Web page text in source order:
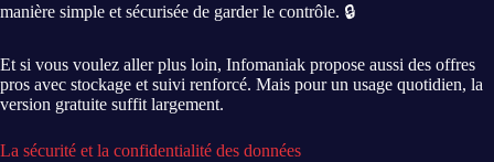
manière simple et sécurisée de garder le contrôle. 🔒
Et si vous voulez aller plus loin, Infomaniak propose aussi des offres
pros avec stockage et suivi renforcé. Mais pour un usage quotidien, la
version gratuite suffit largement.
La sécurité et la confidentialité des données